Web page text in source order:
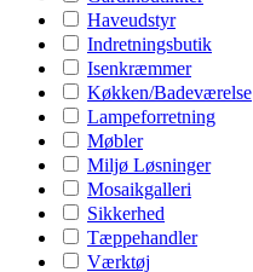
Haveudstyr
Indretningsbutik
Isenkræmmer
Køkken/Badeværelse
Lampeforretning
Møbler
Miljø Løsninger
Mosaikgalleri
Sikkerhed
Tæppehandler
Værktøj